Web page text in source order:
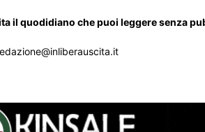
il quodidiano che puoi leggere senza